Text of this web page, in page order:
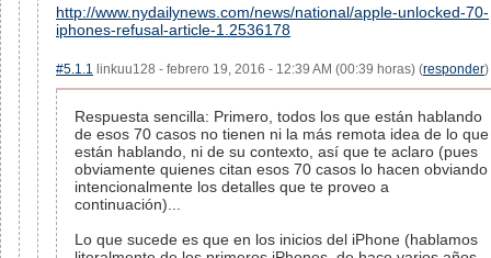
http://www.nydailynews.com/news/national/apple-unlocked-70-
iphones-refusal-article-1.2536178
#5.1.1 linkuu128 - febrero 19, 2016 - 12:39 AM (00:39 horas) (responder)
Respuesta sencilla: Primero, todos los que están hablando
de esos 70 casos no tienen ni la más remota idea de lo que
están hablando, ni de su contexto, así que te aclaro (pues
obviamente quienes citan esos 70 casos lo hacen obviando
intencionalmente los detalles que te proveo a
continuación)...
Lo que sucede es que en los inicios del iPhone (hablamos